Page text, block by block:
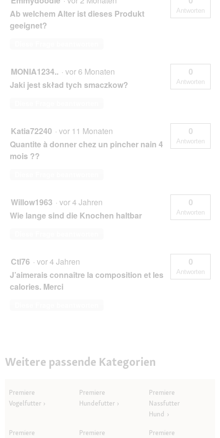
Ab welchem Alter ist dieses Produkt
geeignet?
Antworten
MONIA1234.. · vor 6 Monaten
Jaki jest skład tych smaczkow?
0
Antworten
Katia72240 · vor 11 Monaten
Quantite à donner chez un pincher nain 4
mois ??
0
Antworten
Willow1963 · vor 4 Jahren
Wie lange sind die Knochen haltbar
0
Antworten
Ctl76 · vor 4 Jahren
J’aimerais connaître la composition et les
calories. Merci
0
Antworten
Weitere passende Kategorien
Premiere
Vogelfutter
Premiere
Hundefutter
Premiere
Nassfutter
Hund
Premiere
Premiere
Premiere